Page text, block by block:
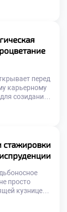
благом.
в хорошем
[…]
перед
карьерному
созидания
по сути,
поэтому
выступает
[…]
стажировки
просто
кузницей
сознание